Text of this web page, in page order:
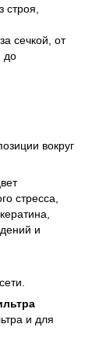
сечкой, от
до
вокруг
стресса,
и
и для